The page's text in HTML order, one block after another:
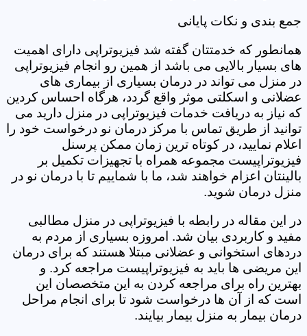
جمع بندی و نکات پایانی
همانطور که خدمتتان گفته شد فیزیوتراپی دارای اهمیت
های بسیار بالایی می باشد از همین رو انجام فیزیوتراپی
در منزل می تواند در درمان بسیاری از بیماری های
عضلانی و اسکلتی موثر واقع گردد، هرگاه احساس کردین
که نیاز به دریافت خدمات فیزیوتراپی در منزل دارید می
توانید از طریق تماس با مرکز درمان نو درخواست خود را
اعلام نمایید، در کوتاه ترین زمان ممکن پرسنل
فیزیوتراپیست مجموعه همراه با تجهیزات تکمیل بر
بالینتان اعزام خواهند شد، ما با شماییم تا با درمان نو در
منزل درمان شوید.
در این مقاله در رابطه با فیزیوتراپی در منزل مطالبی
مفید و کاربردی بیان شد. امروزه بسیاری از مردم به
دردهای استخوانی و عضلانی مبتلا هستند که برای درمان
این مریضی ها باید به فیزیوتراپیست مراجعه کرد. و
بهترین راه برای مراجعه کردن به این متخصصان این
است که از آن ها درخواست شود تا برای انجام مراحل
درمان بیمار به منزل بیمار بیایند.